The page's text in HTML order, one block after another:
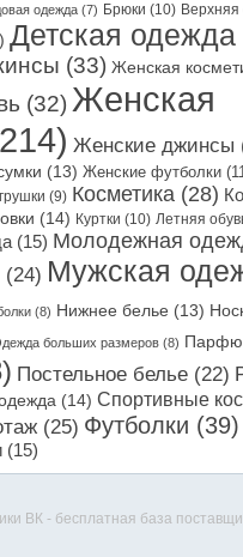
одежда (7) Брюки (10)
Детская одежда
(33) Женская
(32) Женская
Женские джинсы
(13) Женские футболки
(9) Косметика (28)
(14) Куртки (10) Летняя
(15) Молодежная
(24) Мужская
(8) Нижнее белье (13)
больших размеров (8)
Постельное белье (22)
(14) Спортивные
(25) Футболки (39)
(15)
ВК - бесплатная база